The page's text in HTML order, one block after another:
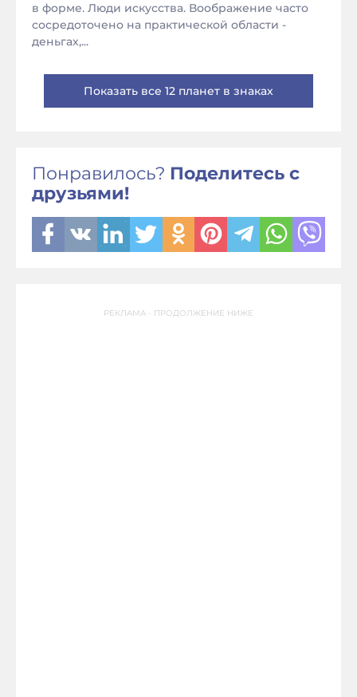
в форме. Люди искусства. Воображение часто
сосредоточено на практической области -
деньгах,...
Показать все 12 планет в знаках
Понравилось? Поделитесь с
друзьями!
РЕКЛАМА - ПРОДОЛЖЕНИЕ НИЖЕ